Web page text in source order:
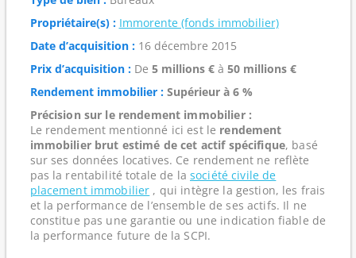
Propriétaire(s) : Immorente (fonds immobilier)
Date d’acquisition :16 décembre 2015
Prix d’acquisition :De 5 millions €à 50 millions €
Rendement immobilier : Supérieur à 6 %
Précision sur le rendement immobilier :
Le rendement mentionné ici est le rendement
immobilier brut estimé de cet actif spécifique, basé
sur ses données locatives. Ce rendement ne reflète
pas la rentabilité totale de la société civile de
placement immobilier , qui intègre la gestion, les frais
et la performance de l’ensemble de ses actifs. Il ne
constitue pas une garantie ou une indication fiable de
la performance future de la SCPI.